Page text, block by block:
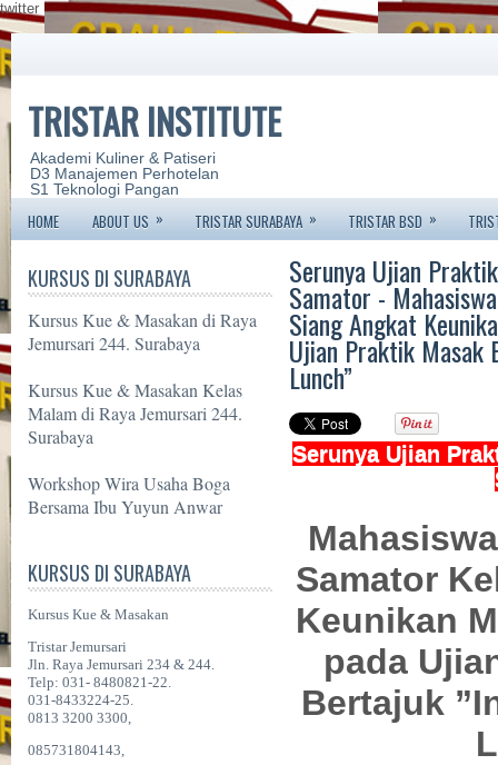
twitter
TRISTAR INSTITUTE
Akademi Kuliner & Patiseri
D3 Manajemen Perhotelan
S1 Teknologi Pangan
HOME ABOUT US » TRISTAR SURABAYA » TRISTAR BSD »
KURSUS DI SURABAYA
Kursus Kue & Masakan di Raya
Jemursari 244. Surabaya
Kursus Kue & Masakan Kelas
Malam di Raya Jemursari 244.
Surabaya
Workshop Wira Usaha Boga
Bersama Ibu Yuyun Anwar
KURSUS DI SURABAYA
Kursus Kue & Masakan
Tristar Jemursari
Jln. Raya Jemursari 234 & 244.
Telp: 031- 8480821-22.
031-8433224-25.
0813 3200 3300,
085731804143,
Serunya Ujian
Samator -
Siang Angkat
Ujian Praktik Masak
Lunch”
Serunya Ujian
Samator
Keunikan
pada
Bertajuk